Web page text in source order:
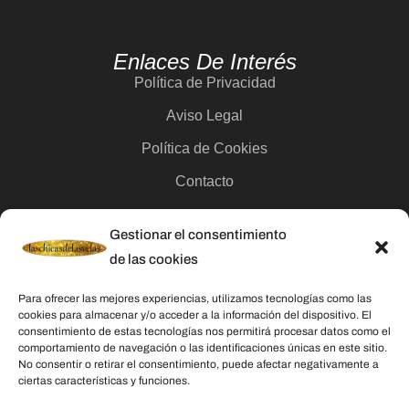
Gestionar el consentimiento
de las cookies
Para ofrecer las mejores experiencias, utilizamos tecnologías como las
cookies para almacenar y/o acceder a la información del dispositivo. El
consentimiento de estas tecnologías nos permitirá procesar datos como el
comportamiento de navegación o las identificaciones únicas en este sitio.
No consentir o retirar el consentimiento, puede afectar negativamente a
ciertas características y funciones.
Enlaces De Interés
Política de Privacidad
Aviso Legal
Política de Cookies
Contacto
Categorías
Velas
Inciensos
Aceites esenciales
Aguas rituales y colonias